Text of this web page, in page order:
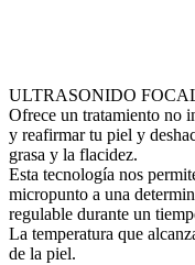
ULTRASONIDO
Ofrece un tratamiento no
y reafirmar tu piel y
grasa y la flacidez.
Esta tecnología nos
micropunto a una
regulable durante un
La temperatura que
de la piel.